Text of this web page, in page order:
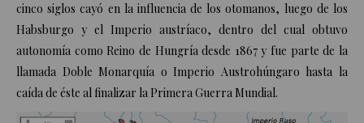
cinco siglos cayó en la influencia de los otomanos, luego de los
Habsburgo y el Imperio austríaco, dentro del cual obtuvo
autonomía como Reino de Hungría desde 1867 y fue parte de la
llamada Doble Monarquía o Imperio Austrohúngaro hasta la
caída de éste al finalizar la Primera Guerra Mundial.